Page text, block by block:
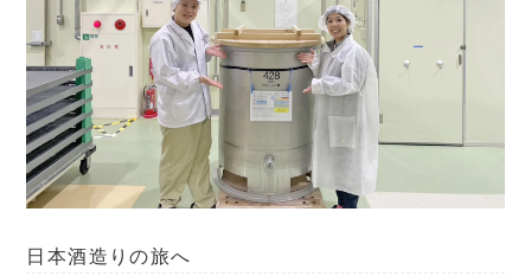
日本酒造りの旅へ